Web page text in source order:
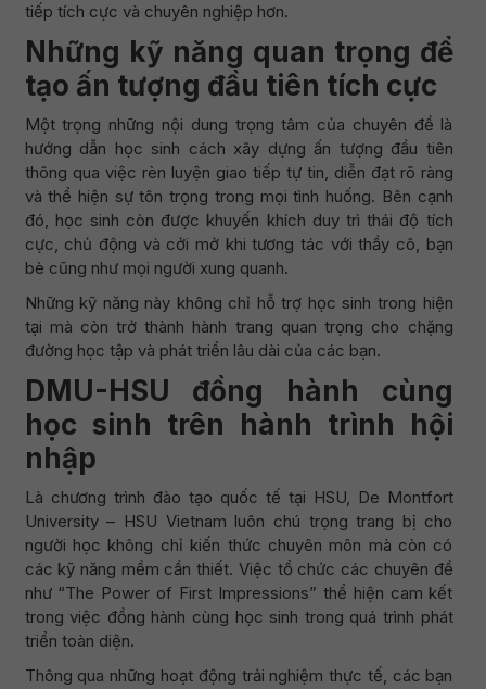
tiếp tích cực và chuyên nghiệp hơn.
Những kỹ năng quan trọng để
tạo ấn tượng đầu tiên tích cực
Một trọng những nội dung trọng tâm của chuyên đề là
hướng dẫn học sinh cách xây dựng ấn tượng đầu tiên
thông qua việc rèn luyện giao tiếp tự tin, diễn đạt rõ ràng
và thể hiện sự tôn trọng trong mọi tình huống. Bên cạnh
đó, học sinh còn được khuyến khích duy trì thái độ tích
cực, chủ động và cởi mở khi tương tác với thầy cô, bạn
bè cũng như mọi người xung quanh.
Những kỹ năng này không chỉ hỗ trợ học sinh trong hiện
tại mà còn trở thành hành trang quan trọng cho chặng
đường học tập và phát triển lâu dài của các bạn.
DMU-HSU đồng hành cùng
học sinh trên hành trình hội
nhập
Là chương trình đào tạo quốc tế tại HSU, De Montfort
University – HSU Vietnam luôn chú trọng trang bị cho
người học không chỉ kiến thức chuyên môn mà còn có
các kỹ năng mềm cần thiết. Việc tổ chức các chuyên đề
như “The Power of First Impressions” thể hiện cam kết
trong việc đồng hành cùng học sinh trong quá trình phát
triển toàn diện.
Thông qua những hoạt động trải nghiệm thực tế, các bạn